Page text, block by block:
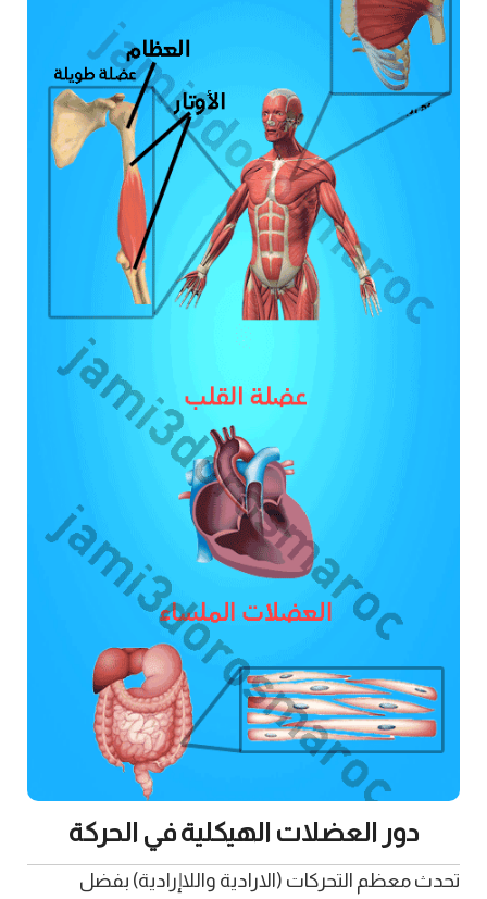
دور العضلات الهيكلية في الحركة
تحدث معظم التحركات (الارادية واللاإرادية) بفضل